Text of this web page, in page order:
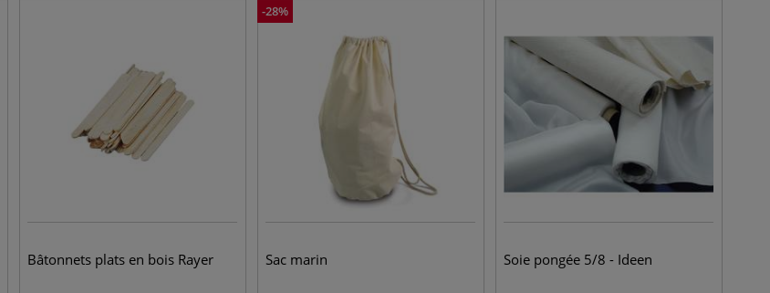
Bâtonnets plats en bois Rayer
-28%
Sac marin Soie pongée 5/8 - Ideen